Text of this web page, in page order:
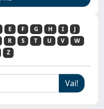
E F G H I
J
R S T U V
W
Z